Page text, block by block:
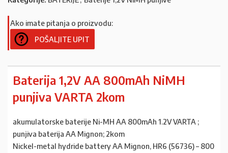
Ako imate pitanja o proizvodu:
POŠALJITE UPIT
Baterija 1,2V AA 800mAh NiMH
punjiva VARTA 2kom
akumulatorske baterije Ni-MH AA 800mAh 1.2V VARTA ;
punjiva baterija AA Mignon; 2kom
Nickel-metal hydride battery AA Mignon, HR6 (56736) – 800